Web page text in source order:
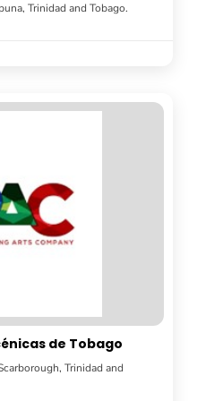
Trinidad and Tobago.
de Tobago
Trinidad and